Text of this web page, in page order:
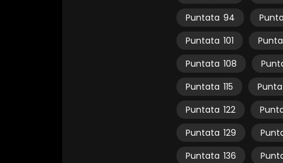
Puntata 94
Puntata 101
Puntata 108
Puntata 115
Puntata 122
Puntata 129
Puntata 136